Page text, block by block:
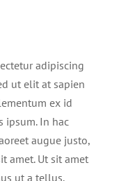
adipiscing
ut elit at sapien
ex id
ipsum. In hac
augue justo,
amet. Ut sit amet
ut a tellus.